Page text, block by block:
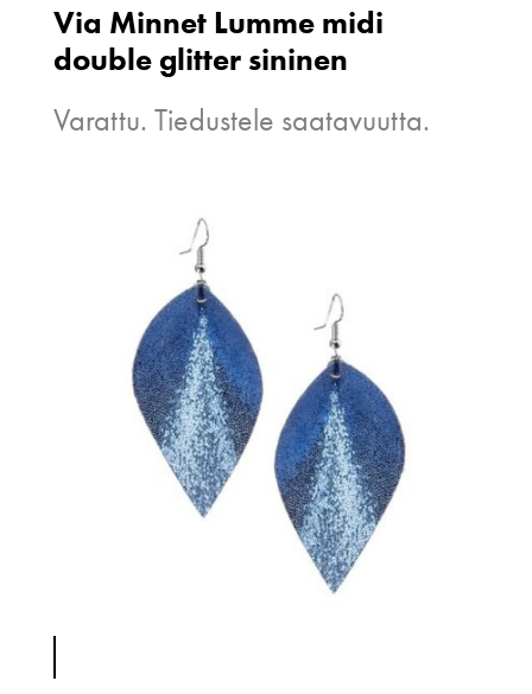
Via Minnet Lumme midi
double glitter sininen
Varattu. Tiedustele saatavuutta.